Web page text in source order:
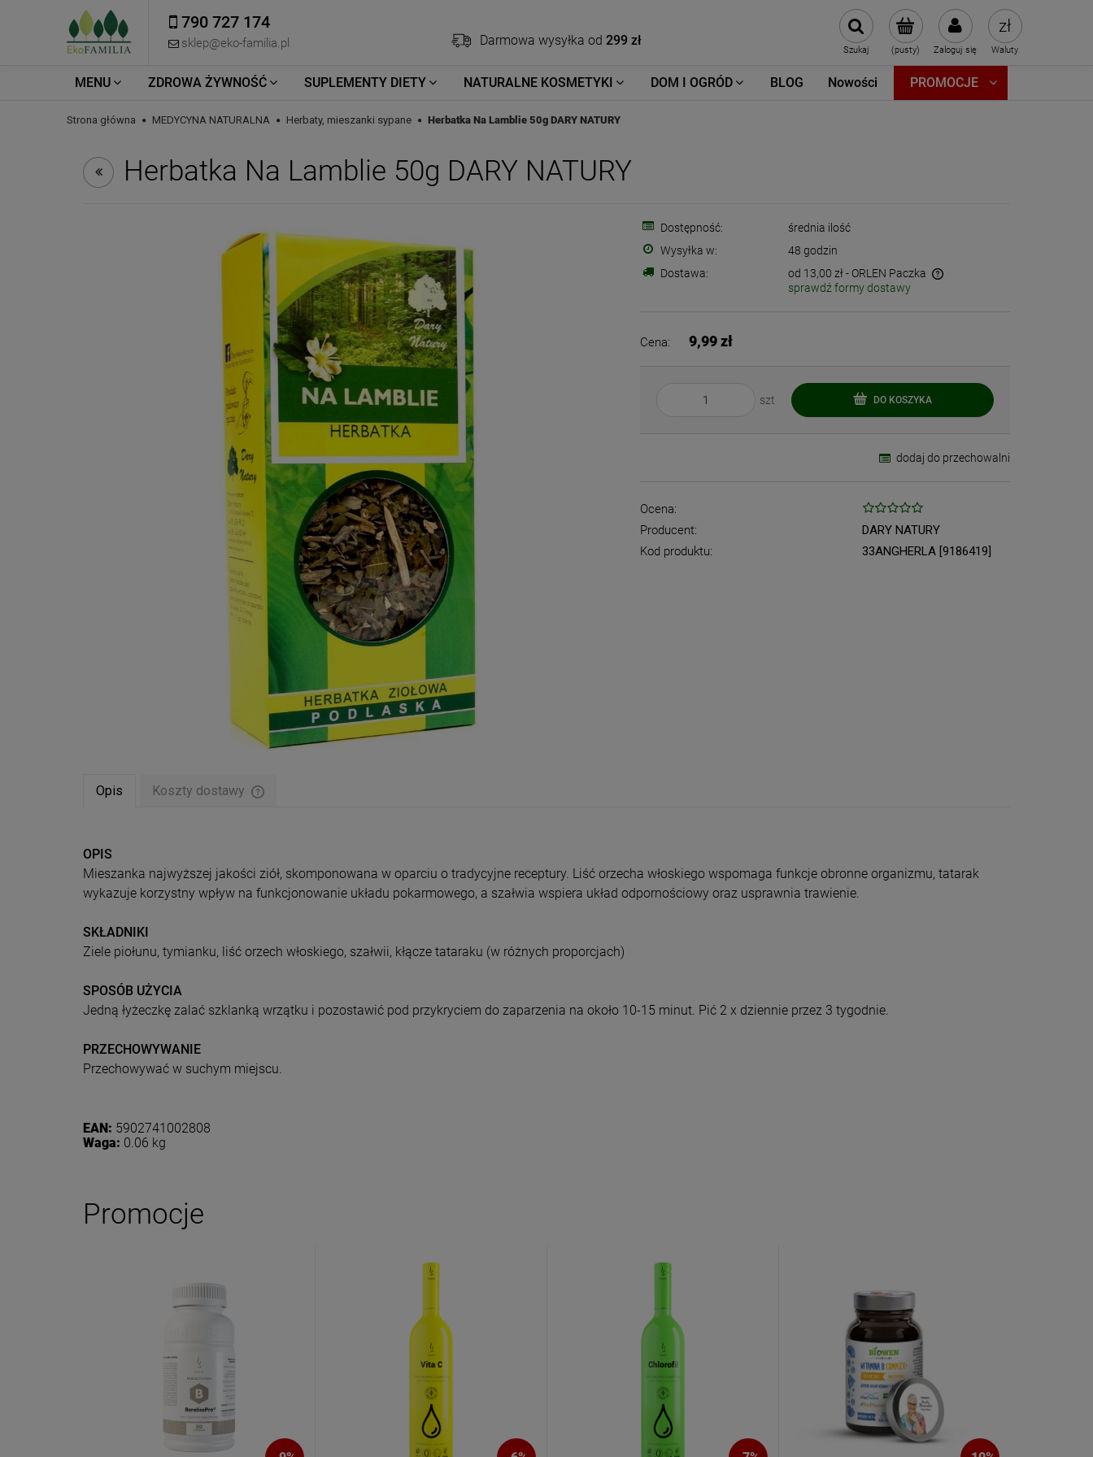
Darmowa wysyłka od 299 zł
790 727 174
sklep@eko-familia.pl (pusty) Zaloguj się
Szukaj Waluty
MENU ZDROWA ŻYWNOŚĆ SUPLEMENTY DIETY NATURALNE KOSMETYKI DOM I OGRÓD BLOG Nowości PROMOCJE
Strona główna MEDYCYNA NATURALNA Herbaty, mieszanki sypane Herbatka Na Lamblie 50g DARY NATURY
Herbatka Na Lamblie 50g DARY NATURY
Dostępność:
średnia ilość
Wysyłka w:
48 godzin
Dostawa:
od 13,00 zł - ORLEN Paczka
sprawdź formy dostawy
Cena: 9,99 zł
szt DO KOSZYKA
dodaj do przechowalni
Ocena:
Producent:
DARY NATURY
Kod produktu:
33ANGHERLA [9186419]
Opis Koszty dostawy
OPIS
Mieszanka najwyższej jakości ziół, skomponowana w oparciu o tradycyjne receptury. Liść orzecha włoskiego wspomaga funkcje obronne organizmu, tatarak
wykazuje korzystny wpływ na funkcjonowanie układu pokarmowego, a szałwia wspiera układ odpornościowy oraz usprawnia trawienie.
SKŁADNIKI
Ziele piołunu, tymianku, liść orzech włoskiego, szałwii, kłącze tataraku (w różnych proporcjach)
SPOSÓB UŻYCIA
Jedną łyżeczkę zalać szklanką wrzątku i pozostawić pod przykryciem do zaparzenia na około 10-15 minut. Pić 2 x dziennie przez 3 tygodnie.
PRZECHOWYWANIE
Przechowywać w suchym miejscu.
EAN: 5902741002808
Waga: 0.06 kg
Promocje
Dołącz do newslettera
Eko Familia
Zasubskrybuj nasz newsletter
5% rabatu na pierwszy